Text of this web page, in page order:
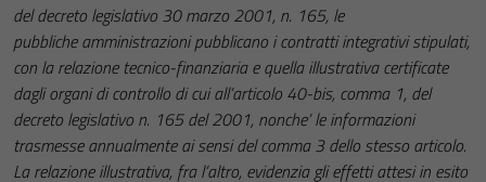
del decreto legislativo 30 marzo 2001, n. 165, le
pubbliche amministrazioni pubblicano i contratti integrativi stipulati,
con la relazione tecnico-finanziaria e quella illustrativa certificate
dagli organi di controllo di cui all’articolo 40-bis, comma 1, del
decreto legislativo n. 165 del 2001, nonche’ le informazioni
trasmesse annualmente ai sensi del comma 3 dello stesso articolo.
La relazione illustrativa, fra l’altro, evidenzia gli effetti attesi in esito